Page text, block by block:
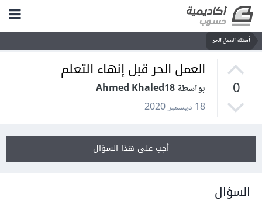
أسئلة العمل الحر
0
العمل الحر قبل إنهاء التعلم
بواسطة Ahmed Khaled18
18 ديسمبر 2020
أجب على هذا السؤال
السؤال